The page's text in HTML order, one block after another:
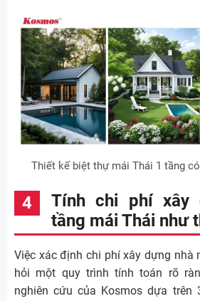
Thiết kế biệt thự mái Thái 1 tầng
Tính chi phí xây
tầng mái Thái như
Việc xác định chi phí xây dựng nhà
hỏi một quy trình tính toán rõ
nghiên cứu của Kosmos dựa trên